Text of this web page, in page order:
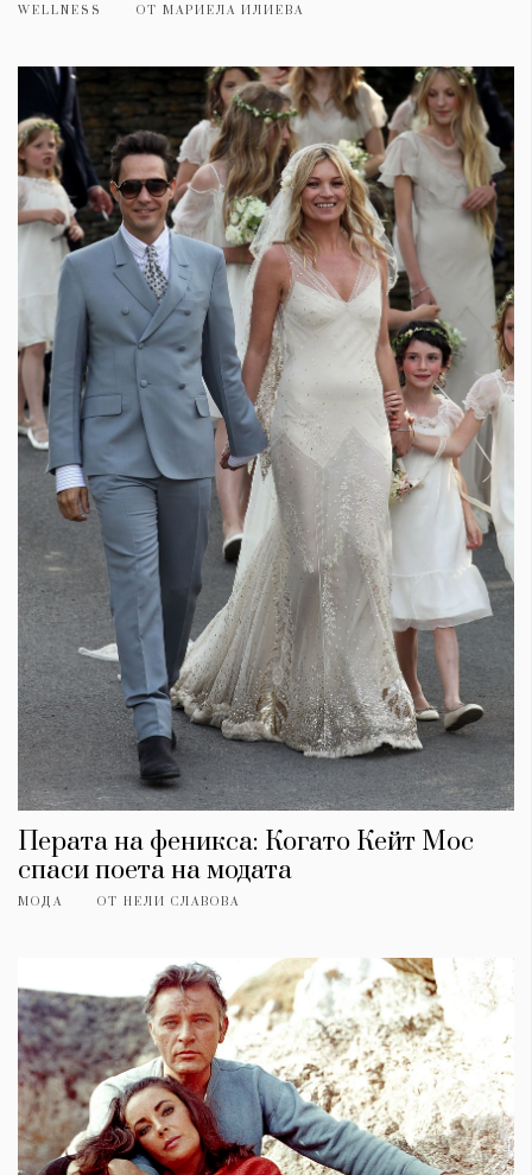
WELLNESS ОТ МАРИЕЛА ИЛИЕВА
Перата на феникса: Когато Кейт Мос
спаси поета на модата
МОДА ОТ НЕЛИ СЛАВОВА